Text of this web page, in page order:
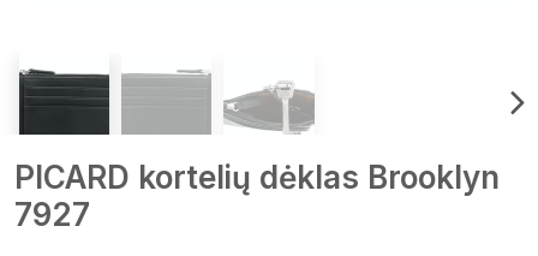
PICARD kortelių dėklas Brooklyn
7927